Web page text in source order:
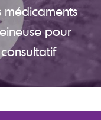
médicaments
pour